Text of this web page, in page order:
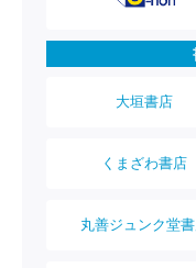
大垣書店
くまざわ書店
丸善ジュンク堂